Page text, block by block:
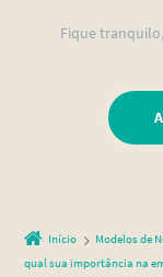
Fique
Início Modelos de
qual sua importância na